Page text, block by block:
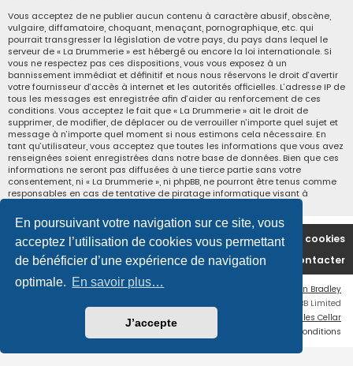
En poursuivant votre navigation sur ce site, vous
acceptez l’utilisation de cookies vous permettant
de bénéficier d’une expérience de navigation
optimale. En savoir plus…
J’accepte
Vous acceptez de ne publier aucun contenu à caractère abusif, obscène,
vulgaire, diffamatoire, choquant, menaçant, pornographique, etc. qui
pourrait transgresser la législation de votre pays, du pays dans lequel le
serveur de « La Drummerie » est hébergé ou encore la loi internationale. Si
vous ne respectez pas ces dispositions, vous vous exposez à un
bannissement immédiat et définitif et nous nous réservons le droit d’avertir
votre fournisseur d’accès à internet et les autorités officielles. L’adresse IP de
tous les messages est enregistrée afin d’aider au renforcement de ces
conditions. Vous acceptez le fait que « La Drummerie » ait le droit de
supprimer, de modifier, de déplacer ou de verrouiller n’importe quel sujet et
message à n’importe quel moment si nous estimons cela nécessaire. En
tant qu’utilisateur, vous acceptez que toutes les informations que vous avez
renseignées soient enregistrées dans notre base de données. Bien que ces
informations ne seront pas diffusées à une tierce partie sans votre
consentement, ni « La Drummerie », ni phpBB, ne pourront être tenus comme
responsables en cas de tentative de piratage informatique visant à
Accueil du forum
Supprimer les cookies
Nous contacter
Ian Bradley
® Forum Software © phpBB Limited
Traduction française officielle
Miles Cellar
Conditions